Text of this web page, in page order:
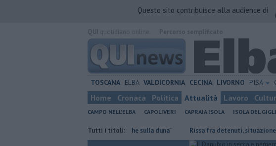
Questo sito contribuisce alla audience di
TOSCANA ELBA VALDICORNIA CECINA LIVORNO PISA
Home Cronaca Politica Attualità Lavoro
CAMPO NELL'ELBA CAPOLIVERI CAPRAIA ISOLA ISOLA DEL
Tutti i titoli:
Mola, "troppi rifiuti e barche sulla duna" Rissa fra detenuti, situazione